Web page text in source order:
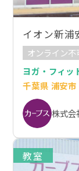
イオン新浦
オンライン不
ヨガ・フィッ
千葉県 浦安市
株式会
教室